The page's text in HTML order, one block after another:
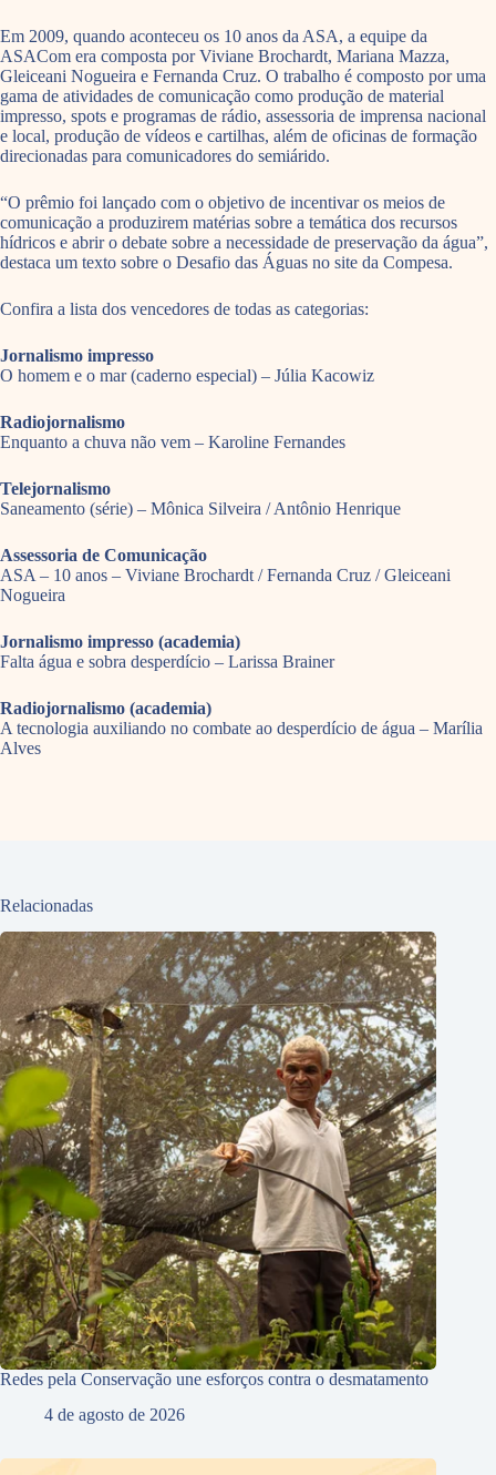
Em 2009, quando aconteceu os 10 anos da ASA, a equipe da
ASACom era composta por Viviane Brochardt, Mariana Mazza,
Gleiceani Nogueira e Fernanda Cruz. O trabalho é composto por uma
gama de atividades de comunicação como produção de material
impresso, spots e programas de rádio, assessoria de imprensa nacional
e local, produção de vídeos e cartilhas, além de oficinas de formação
direcionadas para comunicadores do semiárido.
“O prêmio foi lançado com o objetivo de incentivar os meios de
comunicação a produzirem matérias sobre a temática dos recursos
hídricos e abrir o debate sobre a necessidade de preservação da água”,
destaca um texto sobre o Desafio das Águas no site da Compesa.
Confira a lista dos vencedores de todas as categorias:
Jornalismo impresso
O homem e o mar (caderno especial) – Júlia Kacowiz
Radiojornalismo
Enquanto a chuva não vem – Karoline Fernandes
Telejornalismo
Saneamento (série) – Mônica Silveira / Antônio Henrique
Assessoria de Comunicação
ASA – 10 anos – Viviane Brochardt / Fernanda Cruz / Gleiceani
Nogueira
Jornalismo impresso (academia)
Falta água e sobra desperdício – Larissa Brainer
Radiojornalismo (academia)
A tecnologia auxiliando no combate ao desperdício de água – Marília
Alves
Relacionadas
Redes pela Conservação une esforços contra o desmatamento
4 de agosto de 2026